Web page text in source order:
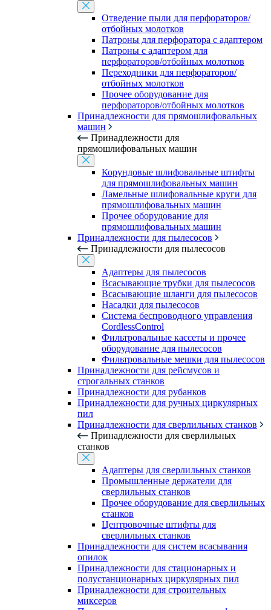
Отведение пыли для перфораторов/
отбойных молотков
Патроны для перфоратора с адаптером
Патроны с адаптером для
перфораторов/отбойных молотков
Переходники для перфораторов/
отбойных молотков
Прочее оборудование для
перфораторов/отбойных молотков
Принадлежности для прямошлифовальных
машин
Принадлежности для
прямошлифовальных машин
Корундовые шлифовальные штифты
для прямошлифовальных машин
Ламельные шлифовальные круги для
прямошлифовальных машин
Прочее оборудование для
прямошлифовальных машин
Принадлежности для пылесосов
Принадлежности для пылесосов
Адаптеры для пылесосов
Всасывающие трубки для пылесосов
Всасывающие шланги для пылесосов
Насадки для пылесосов
Система беспроводного управления
CordlessControl
Фильтровальные кассеты и прочее
оборудование для пылесосов
Фильтровальные мешки для пылесосов
Принадлежности для рейсмусов и
строгальных станков
Принадлежности для рубанков
Принадлежности для ручных циркулярных
пил
Принадлежности для сверлильных станков
Принадлежности для сверлильных
станков
Адаптеры для сверлильных станков
Промышленные держатели для
сверлильных станков
Прочее оборудование для сверлильных
станков
Центровочные штифты для
сверлильных станков
Принадлежности для систем всасывания
опилок
Принадлежности для стационарных и
полустанционарных циркулярных пил
Принадлежности для строительных
миксеров